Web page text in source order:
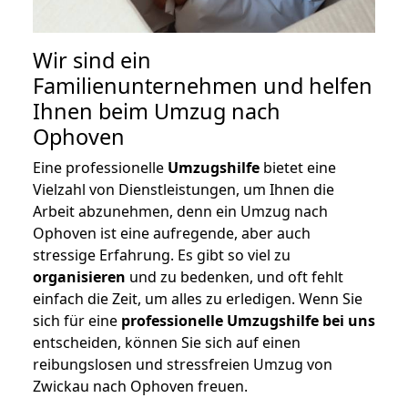
Wir sind ein
Familienunternehmen und helfen
Ihnen beim Umzug nach
Ophoven
Eine professionelle Umzugshilfe bietet eine
Vielzahl von Dienstleistungen, um Ihnen die
Arbeit abzunehmen, denn ein Umzug nach
Ophoven ist eine aufregende, aber auch
stressige Erfahrung. Es gibt so viel zu
organisieren und zu bedenken, und oft fehlt
einfach die Zeit, um alles zu erledigen. Wenn Sie
sich für eine professionelle Umzugshilfe bei uns
entscheiden, können Sie sich auf einen
reibungslosen und stressfreien Umzug von
Zwickau nach Ophoven freuen.